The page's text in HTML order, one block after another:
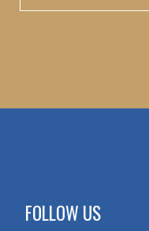
FOLLOW US